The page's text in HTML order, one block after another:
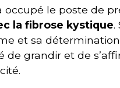
occupé le poste de
la fibrose kystique.
et sa
de grandir et de